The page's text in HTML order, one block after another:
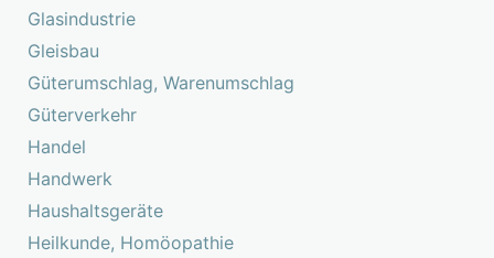
Glasindustrie
Gleisbau
Güterumschlag, Warenumschlag
Güterverkehr
Handel
Handwerk
Haushaltsgeräte
Heilkunde, Homöopathie